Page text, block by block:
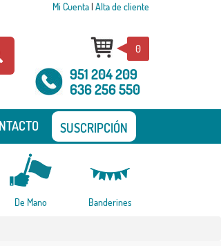
Mi Cuenta| Alta de cliente
0
951 204 209
636 256 550
SUSCRIPCIÓN
De Mano Banderines